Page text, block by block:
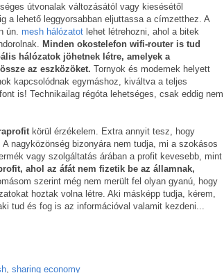
útvonalak változásától vagy kiesésétől
a lehető leggyorsabban eljuttassa a címzetthez. A
ún. mesh hálózatot lehet létrehozni, ahol a bitek
Minden okostelefon wifi-router is tud
hálózatok jöhetnek létre, amelyek a
az eszközöket. Tornyok és modemek helyett
kapcsolódnak egymáshoz, kiváltva a teljes
is! Technikailag régóta lehetséges, csak eddig nem
körül érzékelem. Extra annyit tesz, hogy
nagyközönség bizonyára nem tudja, mi a szokásos
vagy szolgáltatás árában a profit kevesebb, mint
ahol az áfát nem fizetik be az államnak,
szerint még nem merült fel olyan gyanú, hogy
hoztak volna létre. Aki másképp tudja, kérem,
tud és fog is az információval valamit kezdeni...
sharing economy